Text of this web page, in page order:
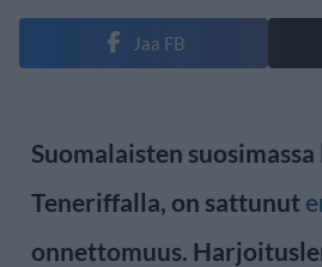
Jaa FB
Suomalaisten
Teneriffalla, on sattunut
onnettomuus.